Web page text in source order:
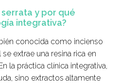
serrata y por qué
integrativa?
conocida como incienso
extrae una resina rica en
la práctica clínica integrativa,
sino extractos altamente